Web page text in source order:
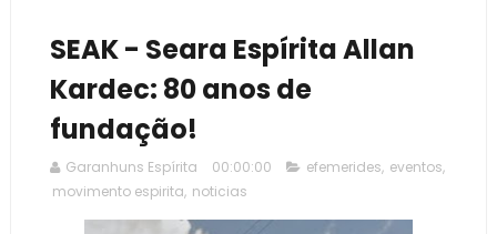
SEAK - Seara Espírita Allan
Kardec: 80 anos de
fundação!
Garanhuns Espírita 00:00:00 efemerides, eventos,
movimento espirita, noticias